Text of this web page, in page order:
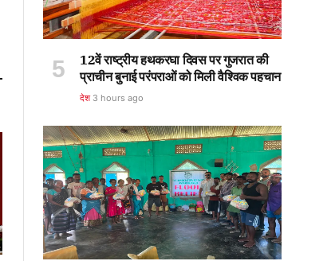
12वें राष्ट्रीय हथकरघा दिवस पर गुजरात की
प्राचीन बुनाई परंपराओं को मिली वैश्विक पहचान
देश 3 hours ago